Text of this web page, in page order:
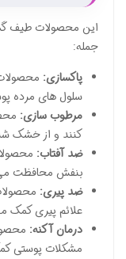
این محصولات طیف
جمله:
پاکسازی:
سلول های مرده
مرطوب سازی:
کنند و از خشک
ضد آفتاب:
بنفش محافظت
ضد پیری:
علائم پیری کمک
درمان آکنه:
مشکلات پوستی